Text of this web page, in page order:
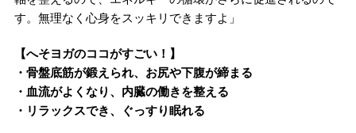
す。無理なく心身をスッキリできますよ」
【へそヨガのココがすごい！】
・骨盤底筋が鍛えられ、お尻や下腹が締まる
・血流がよくなり、内臓の働きを整える
・リラックスでき、ぐっすり眠れる